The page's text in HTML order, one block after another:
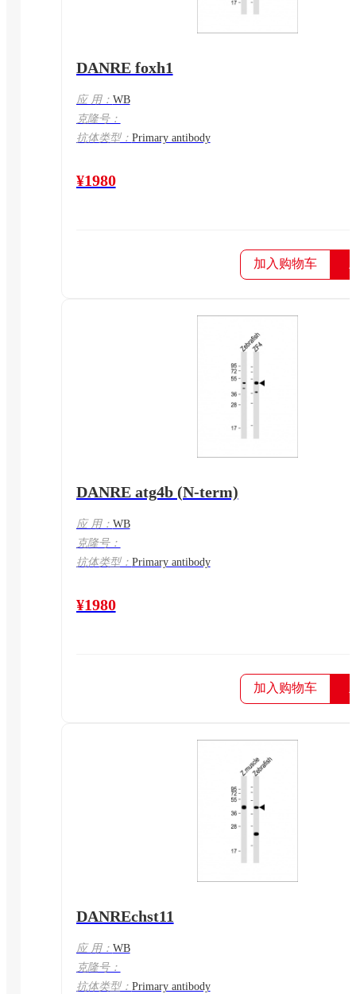
DANRE foxh1
应 用： WB
克隆号：
抗体类型： Primary antibody
¥1980
加入购物车
DANRE atg4b (N-term)
应 用： WB
克隆号：
抗体类型： Primary antibody
¥1980
加入购物车
DANREchst11
应 用： WB
克隆号：
抗体类型： Primary antibody